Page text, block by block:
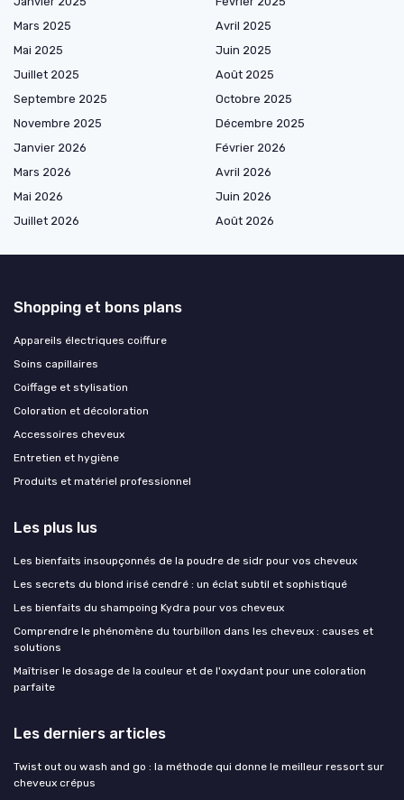
Mars 2025
Avril 2025
Mai 2025
Juin 2025
Juillet 2025
Août 2025
Septembre 2025
Octobre 2025
Novembre 2025
Décembre 2025
Janvier 2026
Février 2026
Mars 2026
Avril 2026
Mai 2026
Juin 2026
Juillet 2026
Août 2026
Shopping et bons plans
Appareils électriques coiffure
Soins capillaires
Coiffage et stylisation
Coloration et décoloration
Accessoires cheveux
Entretien et hygiène
Produits et matériel professionnel
Les plus lus
Les bienfaits insoupçonnés de la poudre de sidr pour vos cheveux
Les secrets du blond irisé cendré : un éclat subtil et sophistiqué
Les bienfaits du shampoing Kydra pour vos cheveux
Comprendre le phénomène du tourbillon dans les cheveux : causes et
solutions
Maîtriser le dosage de la couleur et de l'oxydant pour une coloration
parfaite
Les derniers articles
Twist out ou wash and go : la méthode qui donne le meilleur ressort sur
cheveux crépus